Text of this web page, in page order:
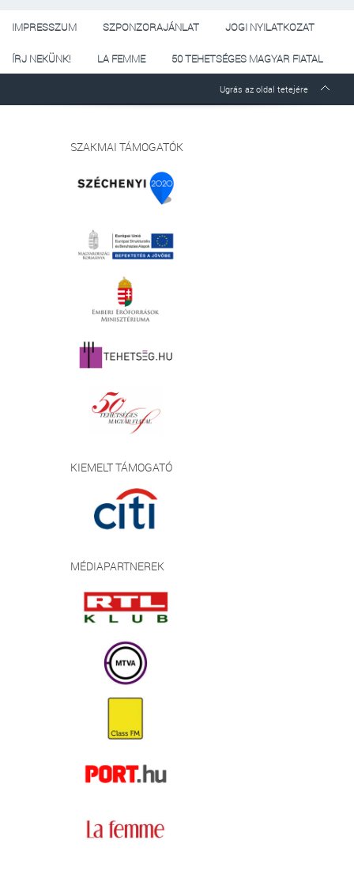
IMPRESSZUM SZPONZORAJÁNLAT JOGI NYILATKOZAT
ÍRJ NEKÜNK! LA FEMME 50 TEHETSÉGES MAGYAR FIATAL
Ugrás az oldal tetejére
SZAKMAI TÁMOGATÓK
KIEMELT TÁMOGATÓ
MÉDIAPARTNEREK